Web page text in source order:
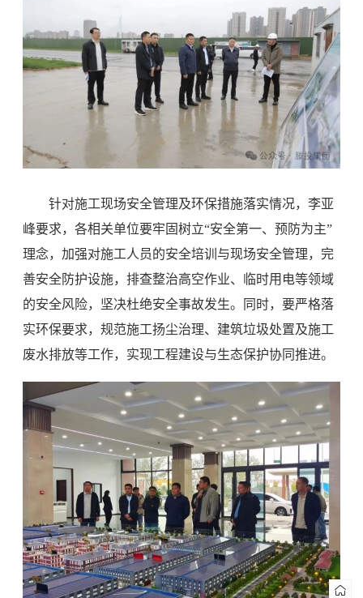
针对施工现场安全管理及环保措施落实情况，李亚
峰要求，各相关单位要牢固树立“安全第一、预防为主”
理念，加强对施工人员的安全培训与现场安全管理，完
善安全防护设施，排查整治高空作业、临时用电等领域
的安全风险，坚决杜绝安全事故发生。同时，要严格落
实环保要求，规范施工扬尘治理、建筑垃圾处置及施工
废水排放等工作，实现工程建设与生态保护协同推进。